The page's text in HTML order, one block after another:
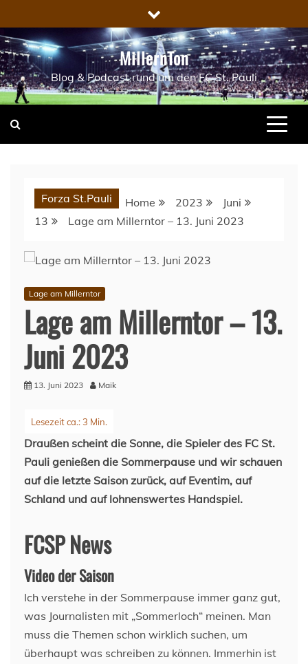
to
content
MillernTon
Blog & Podcast rund um den FC St. Pauli
Forza St.Pauli Home 2023
Juni
13
Lage am Millerntor – 13. Juni 2023
Lage am Millerntor
Lage am Millerntor – 13.
Juni 2023
13. Juni 2023 Maik
Draußen scheint die Sonne, die Spieler des FC St.
Pauli genießen die Sommerpause und wir schauen
auf die letzte Saison zurück, auf Eventim, auf
Schland und auf lohnenswertes Handspiel.
FCSP News
Video der Saison
Ich verstehe in der Sommerpause immer ganz gut,
was Journalisten mit „Sommerloch“ meinen. Man
muss die Themen schon wirklich suchen, um
überhaupt was schreiben zu können. Immerhin ist